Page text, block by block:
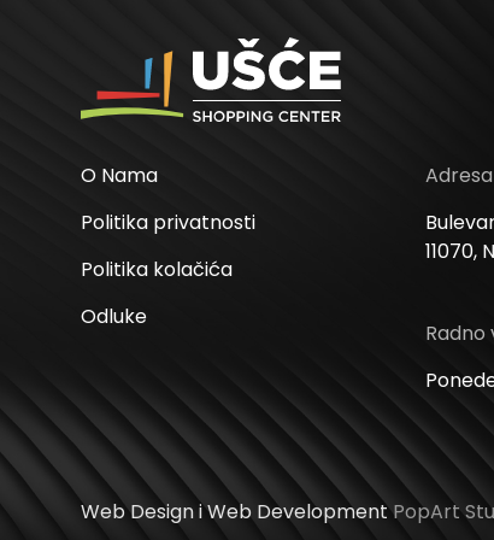
O Nama
Politika privatnosti
Politika kolačića
Odluke
Adresa
11070,
Radno
Web Design i Web DevelopmentPopArt